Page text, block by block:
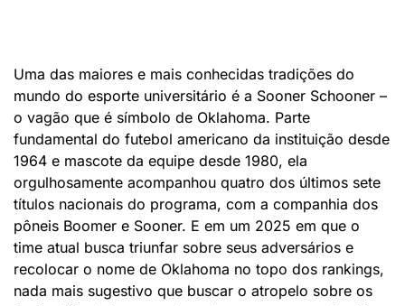
Uma das maiores e mais conhecidas tradições do
mundo do esporte universitário é a Sooner Schooner –
o vagão que é símbolo de Oklahoma. Parte
fundamental do futebol americano da instituição desde
1964 e mascote da equipe desde 1980, ela
orgulhosamente acompanhou quatro dos últimos sete
títulos nacionais do programa, com a companhia dos
pôneis Boomer e Sooner. E em um 2025 em que o
time atual busca triunfar sobre seus adversários e
recolocar o nome de Oklahoma no topo dos rankings,
nada mais sugestivo que buscar o atropelo sobre os